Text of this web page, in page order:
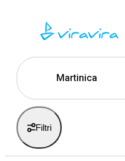
Martinica
Filtri